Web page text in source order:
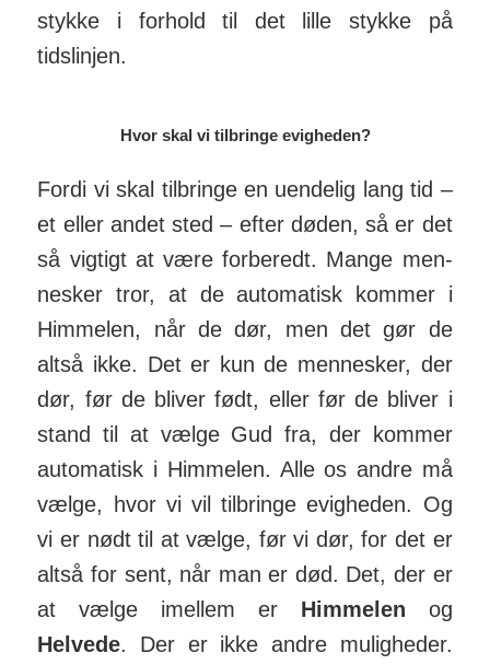
stykke i forhold til det lille stykke på
tidslinjen.
Hvor skal vi tilbringe evigheden?
Fordi vi skal til­bringe en uen­delig lang tid –
et eller andet sted – efter døden, så er det
så vigtigt at være for­beredt. Mange men­
nesker tror, at de auto­matisk kommer i
Him­melen, når de dør, men det gør de
altså ikke. Det er kun de mennesker, der
dør, før de bliver født, eller før de bliver i
stand til at vælge Gud fra, der kommer
auto­matisk i Him­melen. Alle os andre må
vælge, hvor vi vil til­bringe evig­heden. Og
vi er nødt til at vælge, før vi dør, for det er
altså for sent, når man er død. Det, der er
at vælge imellem er Himmelen og
Helvede. Der er ikke andre mulig­heder.